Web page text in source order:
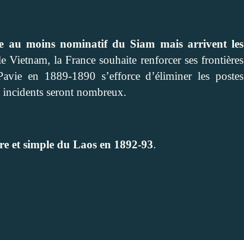
au moins nominatif du Siam mais arrivent les
Vietnam, la France souhaite renforcer ses frontières
en 1889-1890 s’efforce d’éliminer les postes
incidents seront nombreux.
et simple du Laos en 1892-93.